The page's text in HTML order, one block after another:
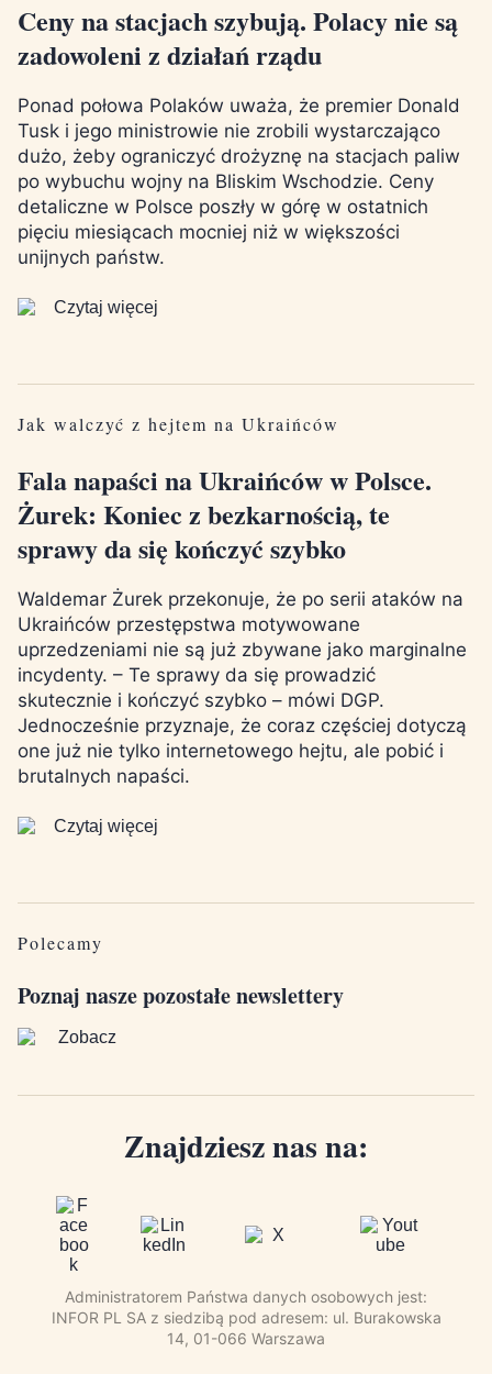
Ceny na stacjach szybują. Polacy nie są
zadowoleni z działań rządu
Ponad połowa Polaków uważa, że premier Donald
Tusk i jego ministrowie nie zrobili wystarczająco
dużo, żeby ograniczyć drożyznę na stacjach paliw
po wybuchu wojny na Bliskim Wschodzie. Ceny
detaliczne w Polsce poszły w górę w ostatnich
pięciu miesiącach mocniej niż w większości
unijnych państw.
Jak walczyć z hejtem na Ukraińców
Fala napaści na Ukraińców w Polsce.
Żurek: Koniec z bezkarnością, te
sprawy da się kończyć szybko
Waldemar Żurek przekonuje, że po serii ataków na
Ukraińców przestępstwa motywowane
uprzedzeniami nie są już zbywane jako marginalne
incydenty. – Te sprawy da się prowadzić
skutecznie i kończyć szybko – mówi DGP.
Jednocześnie przyznaje, że coraz częściej dotyczą
one już nie tylko internetowego hejtu, ale pobić i
brutalnych napaści.
Polecamy
Poznaj nasze pozostałe newslettery
Znajdziesz nas na:
Administratorem Państwa danych osobowych jest:
INFOR PL SA z siedzibą pod adresem: ul. Burakowska
14, 01-066 Warszawa